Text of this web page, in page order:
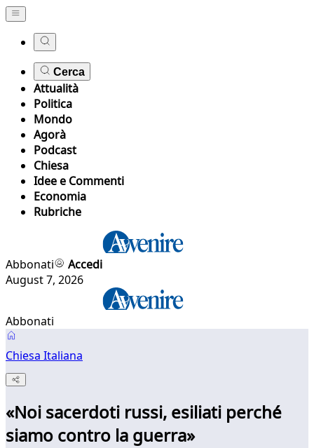
Cerca
Attualità
Politica
Mondo
Agorà
Podcast
Chiesa
Idee e Commenti
Economia
Rubriche
Abbonati
Accedi
August 7, 2026
Abbonati
Chiesa Italiana
«Noi sacerdoti russi, esiliati perché
siamo contro la guerra»